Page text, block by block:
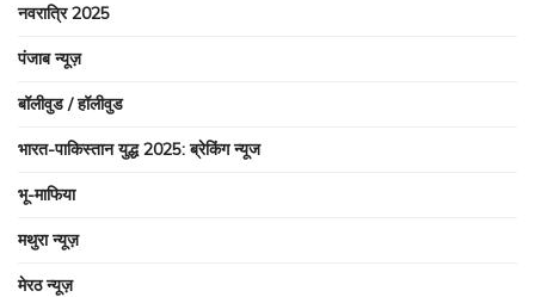
नवरात्रि 2025
पंजाब न्यूज़
बॉलीवुड / हॉलीवुड
भारत-पाकिस्तान युद्ध 2025: ब्रेकिंग न्यूज
भू-माफिया
मथुरा न्यूज़
मेरठ न्यूज़